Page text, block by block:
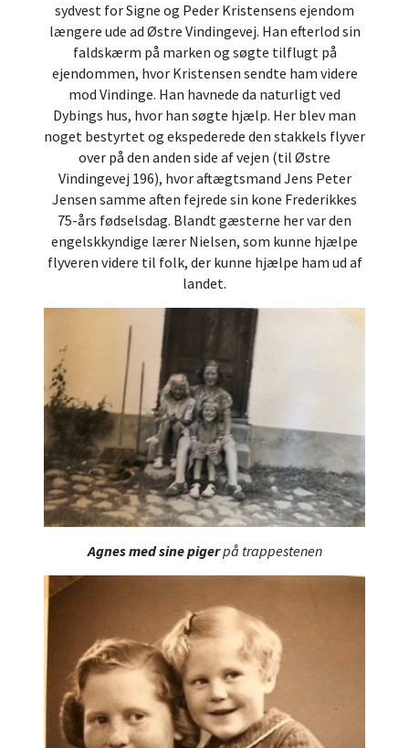
sydvest for Signe og Peder Kristensens ejendom
længere ude ad Østre Vindingevej. Han efterlod sin
faldskærm på marken og søgte tilflugt på
ejendommen, hvor Kristensen sendte ham videre
mod Vindinge. Han havnede da naturligt ved
Dybings hus, hvor han søgte hjælp. Her blev man
noget bestyrtet og ekspederede den stakkels flyver
over på den anden side af vejen (til Østre
Vindingevej 196), hvor aftægtsmand Jens Peter
Jensen samme aften fejrede sin kone Frederikkes
75-års fødselsdag. Blandt gæsterne her var den
engelskkyndige lærer Nielsen, som kunne hjælpe
flyveren videre til folk, der kunne hjælpe ham ud af
landet.
Agnes med sine pigerpå trappestenen